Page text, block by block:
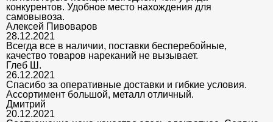
конкурентов. Удобное место нахождения для
самовывоза.
Алексей Пивоваров
28.12.2021
Всегда все в наличии, поставки бесперебойные,
качество товаров нареканий не вызывает.
Глеб Ш.
26.12.2021
Спасибо за оперативные доставки и гибкие условия.
Ассортимент большой, металл отличный.
Дмитрий
20.12.2021